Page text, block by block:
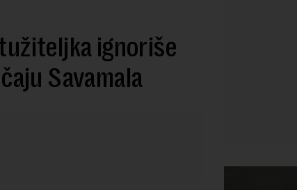
ignoriše
Savamala